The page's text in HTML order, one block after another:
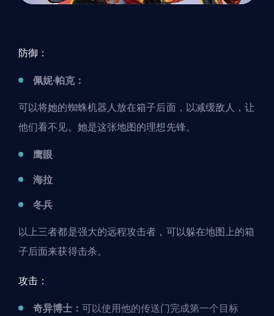
防御：
佩妮·帕克：
可以将她的蜘蛛机器人放在箱子后面，以减缓敌人，让
他们看不见。她是这张地图的理想先锋。
鹰眼
海拉
冬兵
以上三者都是强大的远程攻击者，可以躲在地图上的箱
子后面来获得击杀。
攻击：
奇异博士： 可以使用他的传送门完成第一个目标